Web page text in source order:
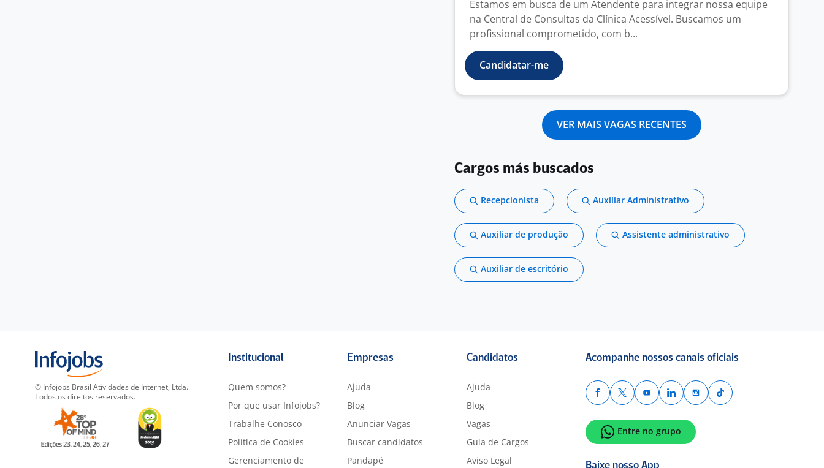
Estamos em busca de um Atendente para integrar nossa equipe
na Central de Consultas da Clínica Acessível. Buscamos um
profissional comprometido, com b...
Candidatar-me
VER MAIS VAGAS RECENTES
Cargos más buscados
Recepcionista Auxiliar Administrativo
Auxiliar de produção Assistente administrativo
Auxiliar de escritório
© Infojobs Brasil Atividades de Internet, Ltda.
Todos os direitos reservados.
Institucional
Quem somos?
Por que usar Infojobs?
Trabalhe Conosco
Política de Cookies
Gerenciamento de
Empresas
Ajuda
Blog
Anunciar Vagas
Buscar candidatos
Pandapé
Candidatos
Ajuda
Blog
Vagas
Guia de Cargos
Aviso Legal
Acompanhe nossos canais oficiais
Entre no grupo
Baixe nosso App